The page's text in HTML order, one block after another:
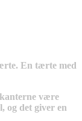
En tærte med
være
og det giver en